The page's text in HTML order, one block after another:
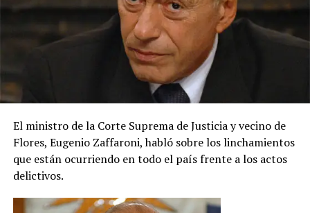
El ministro de la Corte Suprema de Justicia y vecino de
Flores, Eugenio Zaffaroni, habló sobre los linchamientos
que están ocurriendo en todo el país frente a los actos
delictivos.